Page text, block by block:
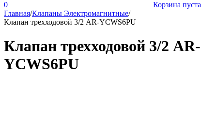
0
Корзина пуста
Главная/Клапаны Электромагнитные/
Клапан трехходовой 3/2 AR-YCWS6PU
Клапан трехходовой 3/2 AR-
YCWS6PU